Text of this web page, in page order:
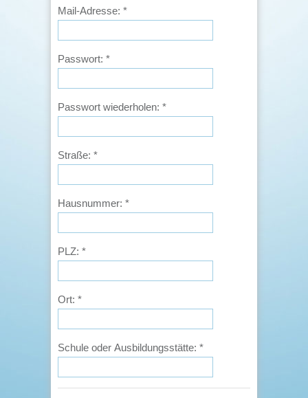
Mail-Adresse: *
Passwort: *
Passwort wiederholen: *
Straße: *
Hausnummer: *
PLZ: *
Ort: *
Schule oder Ausbildungsstätte: *